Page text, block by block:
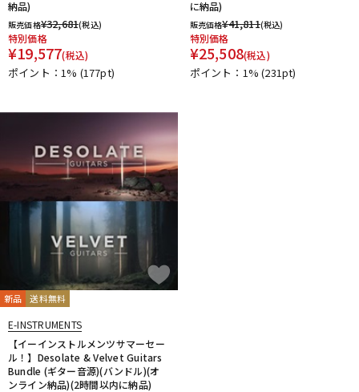
納品)
販売価格¥32,681(税込)
特別価格
¥19,577(税込)
ポイント：1% (177pt)
に納品)
販売価格¥41,811(税込)
特別価格
¥25,508(税込)
ポイント：1%(231pt)
新品 送料無料
E-INSTRUMENTS
【イーインストルメンツサマーセー
ル！】Desolate & Velvet Guitars
Bundle (ギター音源)(バンドル)(オ
ンライン納品)(2時間以内に納品)